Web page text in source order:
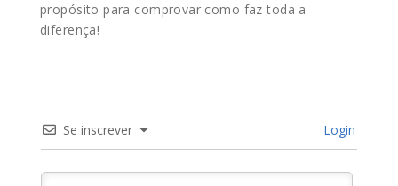
propósito para comprovar como faz toda a
diferença!
Se inscrever Login